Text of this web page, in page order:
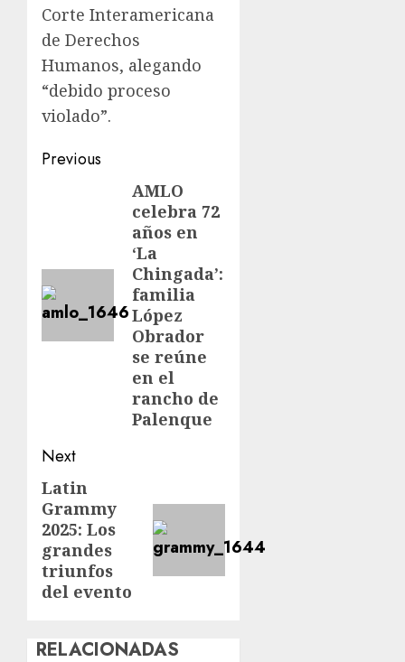
Corte Interamericana
de Derechos
Humanos, alegando
“debido proceso
violado”.
Previous
AMLO
celebra 72
años en
‘La
Chingada’:
familia
López
Obrador
se reúne
en el
rancho de
Palenque
Next
Latin
Grammy
2025: Los
grandes
triunfos
del evento
RELACIONADAS